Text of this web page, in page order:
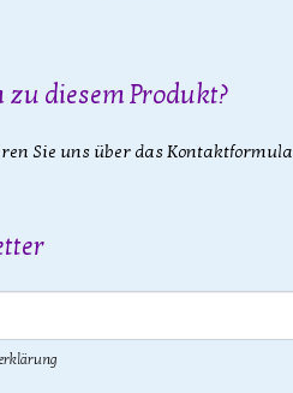
zu diesem Produkt?
Sie uns über das